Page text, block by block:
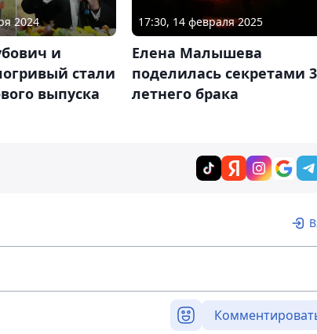
2024
и
стали
выпуска
17:30, 14 февраля 2025
Елена Малышева
поделилась секретами
летнего брака